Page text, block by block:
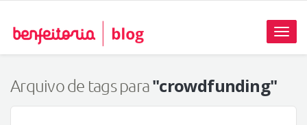
Arquivo de tags para"crowdfunding"